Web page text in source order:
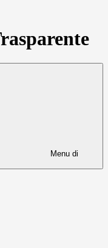
Menu di